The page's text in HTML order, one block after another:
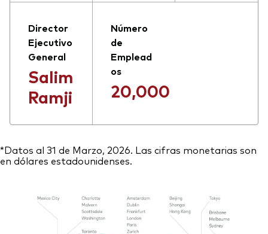
Director
Ejecutivo
General
Salim
Ramji
Número
de
Emplead
os
20,000
*Datos al 31 de Marzo, 2026. Las cifras monetarias son
en dólares estadounidenses.